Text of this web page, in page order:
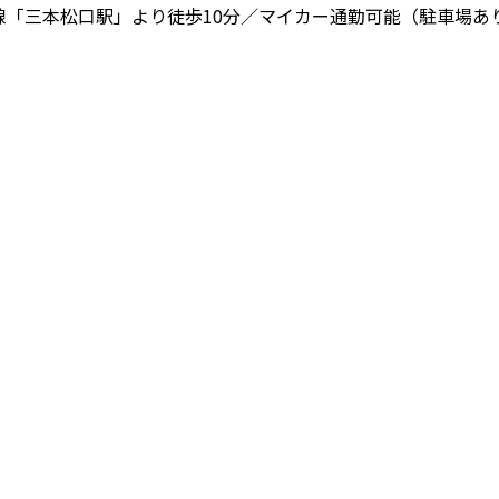
「三本松口駅」より徒歩10分／マイカー通勤可能（駐車場あ